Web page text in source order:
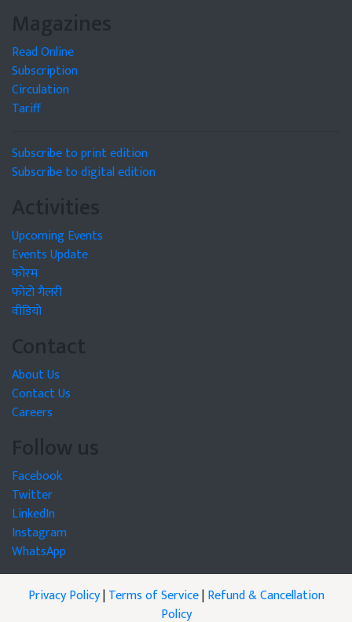
Magazines
Read Online
Subscription
Circulation
Tariff
Subscribe to print edition
Subscribe to digital edition
Activities
Upcoming Events
Events Update
फोरम
फोटो गैलरी
वीडियो
Contact
About Us
Contact Us
Careers
Follow us
Facebook
Twitter
LinkedIn
Instagram
WhatsApp
Privacy Policy|Terms of Service|Refund & Cancellation
Policy